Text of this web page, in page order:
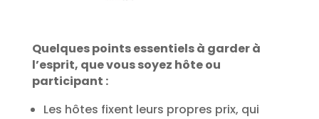
Quelques points essentiels à garder à
l’esprit, que vous soyez hôte ou
participant :
Les hôtes fixent leurs propres prix, qui